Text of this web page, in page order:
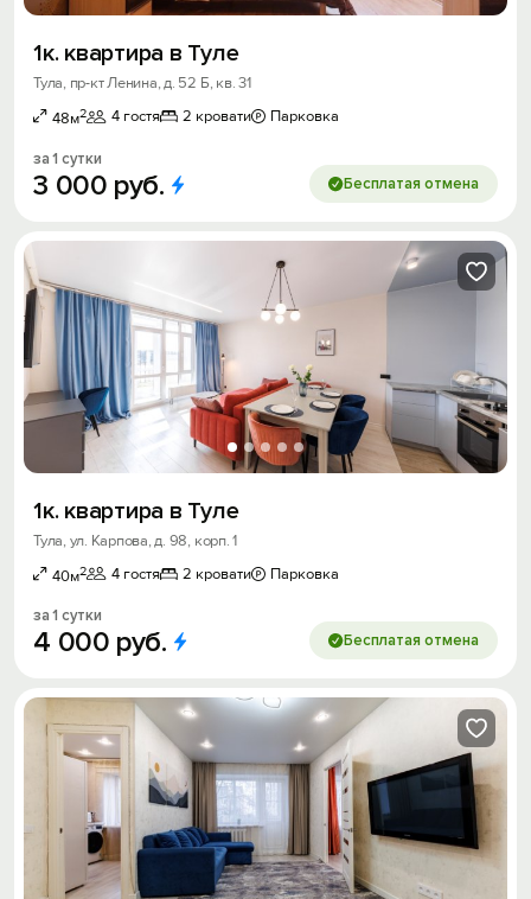
1к. квартира в Туле
Тула, пр-кт Ленина, д. 52 Б, кв. 31
48м2 4 гостя 2 кровати Парковка
за 1 сутки
3 000 руб. Бесплатая отмена
1к. квартира в Туле
Тула, ул. Карпова, д. 98, корп. 1
40м2 4 гостя 2 кровати Парковка
за 1 сутки
4 000 руб. Бесплатая отмена